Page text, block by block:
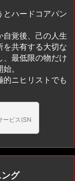
とハードコアパン
自覚後、己の人生
を共有する大切な
、最低限の物だけ
。
的ニヒリストでも
ービス(SN
グ